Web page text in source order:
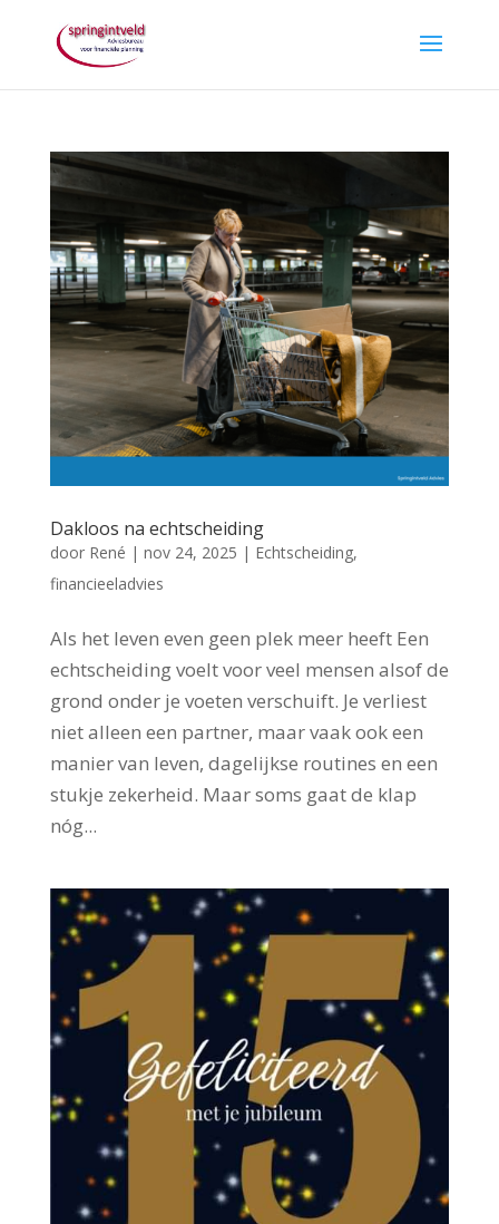
Dakloos na echtscheiding
door René | nov 24, 2025 | Echtscheiding,
financieeladvies
Als het leven even geen plek meer heeft Een
echtscheiding voelt voor veel mensen alsof de
grond onder je voeten verschuift. Je verliest
niet alleen een partner, maar vaak ook een
manier van leven, dagelijkse routines en een
stukje zekerheid. Maar soms gaat de klap
nóg...